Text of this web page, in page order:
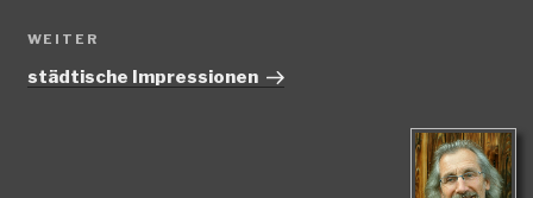
Nächster
Beitrag
WEITER
städtische Impressionen